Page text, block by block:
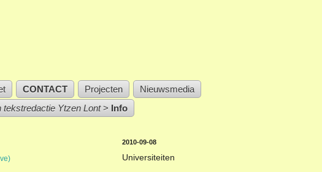
CONTACT Projecten
Nieuwsmedia
Ytzen Lont> Info
2010-09-08
Universiteiten